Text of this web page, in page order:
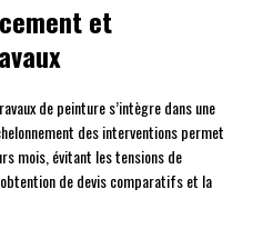
et
de peinture s’intègre dans une
des interventions permet
mois, évitant les tensions de
de devis comparatifs et la